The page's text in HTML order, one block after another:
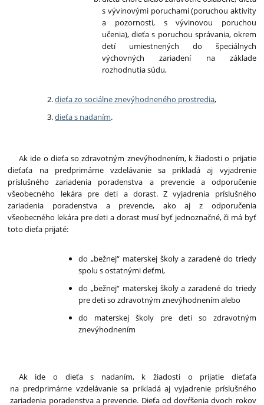
s vývinovými poruchami (poruchou aktivity
a pozornosti, s vývinovou poruchou
učenia), dieťa s poruchou správania, okrem
detí umiestnených do špeciálnych
výchovných zariadení na základe
rozhodnutia súdu,
dieťa zo sociálne znevýhodneného prostredia,
dieťa s nadaním.
Ak ide o dieťa so zdravotným znevýhodnením, k žiadosti o prijatie
dieťaťa na predprimárne vzdelávanie sa prikladá aj vyjadrenie
príslušného zariadenia poradenstva a prevencie a odporučenie
všeobecného lekára pre deti a dorast. Z vyjadrenia príslušného
zariadenia poradenstva a prevencie, ako aj z odporučenia
všeobecného lekára pre deti a dorast musí byť jednoznačné, či má byť
toto dieťa prijaté:
do „bežnej“ materskej školy a zaradené do triedy
spolu s ostatnými deťmi,
do „bežnej“ materskej školy a zaradené do triedy
pre deti so zdravotným znevýhodnením alebo
do materskej školy pre deti so zdravotným
znevýhodnením
Ak ide o dieťa s nadaním, k žiadosti o prijatie dieťaťa
na predprimárne vzdelávanie sa prikladá aj vyjadrenie príslušného
zariadenia poradenstva a prevencie. Dieťa od dovŕšenia dvoch rokov